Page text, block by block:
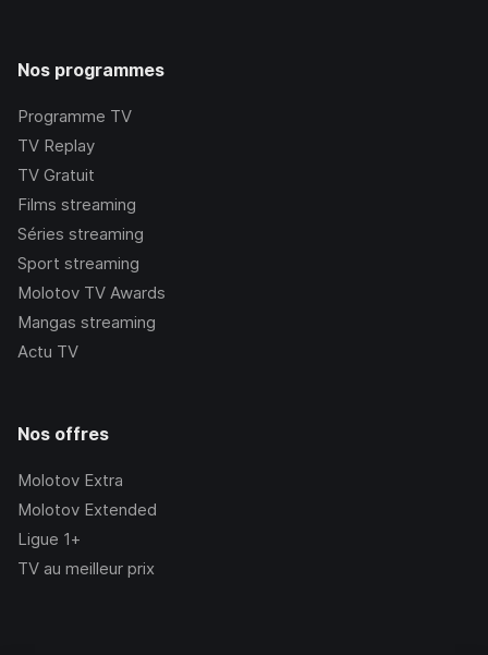
Nos programmes
Programme TV
TV Replay
TV Gratuit
Films streaming
Séries streaming
Sport streaming
Molotov TV Awards
Mangas streaming
Actu TV
Nos offres
Molotov Extra
Molotov Extended
Ligue 1+
TV au meilleur prix